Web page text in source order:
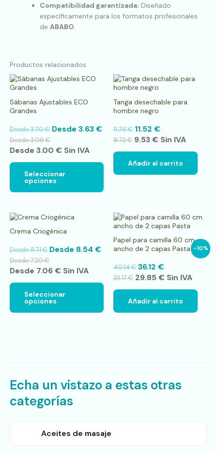
Compatibilidad garantizada: Diseñado
específicamente para los formatos profesionales
de ABABO.
Productos relacionados
Sábanas Ajustables ECO
Grandes
Desde3.70€ Desde 3.63€
Desde3.06€
Desde 3.00 € Sin IVA
Seleccionar
opciones
Este
producto
múltiples
variantes.
opciones
elegir
en
de
Tanga desechable para
hombre negro
11.76€ 11.52 €
9.72€ 9.53€ Sin IVA
Añadir al carrito
Crema Criogénica
Desde8.71€ Desde 8.54 €
Desde7.20€
Desde 7.06€ Sin IVA
Seleccionar
opciones
Este
producto
múltiples
variantes.
opciones
pueden
elegir
la
-10%
Papel para camilla 60 cm
ancho de 2 capas Pasta
40.14€ 36.12 €
33.17€ 29.85 € Sin IVA
Añadir al carrito
Echa un vistazo a estas otras
categorías
Aceites de masaje